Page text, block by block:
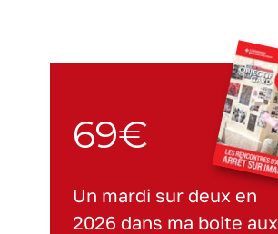
69€
Un mardi sur deux en
2026 dans ma boite aux